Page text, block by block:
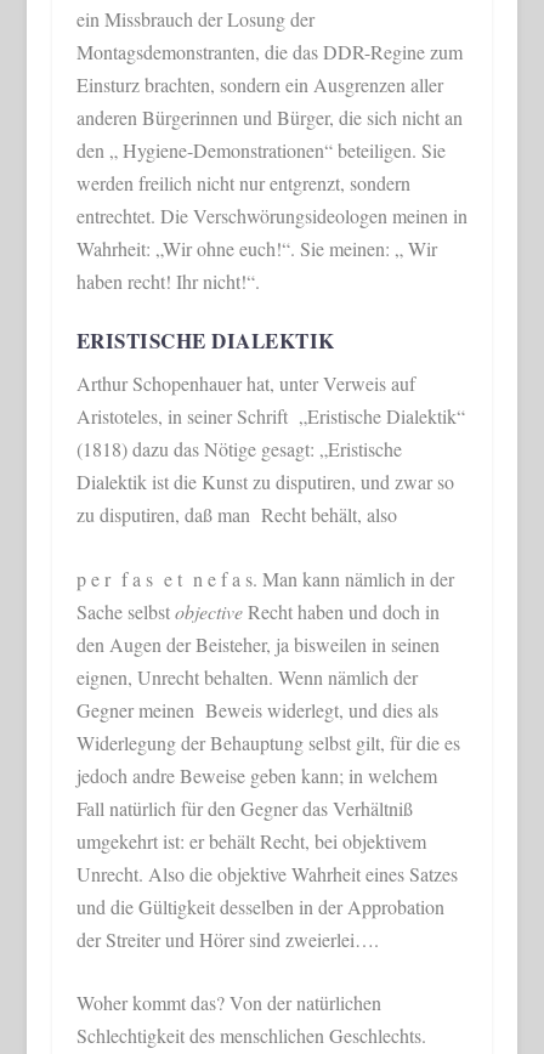
ein Missbrauch der Losung der
Montagsdemonstranten, die das DDR-Regine zum
Einsturz brachten, sondern ein Ausgrenzen aller
anderen Bürgerinnen und Bürger, die sich nicht an
den „ Hygiene-Demonstrationen“ beteiligen. Sie
werden freilich nicht nur entgrenzt, sondern
entrechtet. Die Verschwörungsideologen meinen in
Wahrheit: „Wir ohne euch!“. Sie meinen: „ Wir
haben recht! Ihr nicht!“.
ERISTISCHE DIALEKTIK
Arthur Schopenhauer hat, unter Verweis auf
Aristoteles, in seiner Schrift „Eristische Dialektik“
(1818) dazu das Nötige gesagt: „Eristische
Dialektik ist die Kunst zu disputiren, und zwar so
zu disputiren, daß man Recht behält, also
p e r f a s e t n e f a s. Man kann nämlich in der
Sache selbstobjectiveRecht haben und doch in
den Augen der Beisteher, ja bisweilen in seinen
eignen, Unrecht behalten. Wenn nämlich der
Gegner meinen Beweis widerlegt, und dies als
Widerlegung der Behauptung selbst gilt, für die es
jedoch andre Beweise geben kann; in welchem
Fall natürlich für den Gegner das Verhältniß
umgekehrt ist: er behält Recht, bei objektivem
Unrecht. Also die objektive Wahrheit eines Satzes
und die Gültigkeit desselben in der Approbation
der Streiter und Hörer sind zweierlei….
Woher kommt das? Von der natürlichen
Schlechtigkeit des menschlichen Geschlechts.